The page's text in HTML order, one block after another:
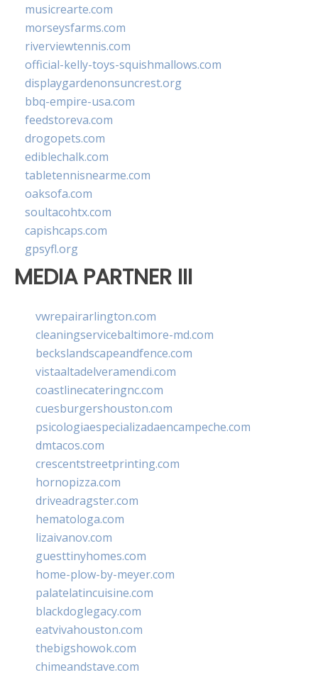
musicrearte.com
morseysfarms.com
riverviewtennis.com
official-kelly-toys-squishmallows.com
displaygardenonsuncrest.org
bbq-empire-usa.com
feedstoreva.com
drogopets.com
ediblechalk.com
tabletennisnearme.com
oaksofa.com
soultacohtx.com
capishcaps.com
gpsyfl.org
MEDIA PARTNER III
vwrepairarlington.com
cleaningservicebaltimore-md.com
beckslandscapeandfence.com
vistaaltadelveramendi.com
coastlinecateringnc.com
cuesburgershouston.com
psicologiaespecializadaencampeche.com
dmtacos.com
crescentstreetprinting.com
hornopizza.com
driveadragster.com
hematologa.com
lizaivanov.com
guesttinyhomes.com
home-plow-by-meyer.com
palatelatincuisine.com
blackdoglegacy.com
eatvivahouston.com
thebigshowok.com
chimeandstave.com